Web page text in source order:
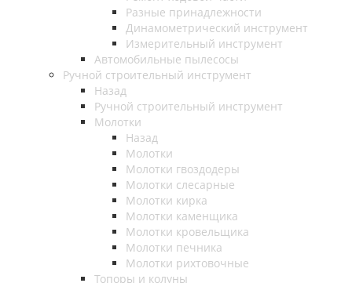
Разные принадлежности
Динамометрический инструмент
Измерительный инструмент
Автомобильные пылесосы
Ручной строительный инструмент
Назад
Ручной строительный инструмент
Молотки
Назад
Молотки
Молотки гвоздодеры
Молотки слесарные
Молотки кирка
Молотки каменщика
Молотки кровельщика
Молотки печника
Молотки рихтовочные
Топоры и колуны